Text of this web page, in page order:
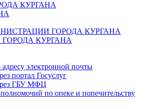
КУРГАНА
ГОРОДА КУРГАНА
КУРГАНА
электронной почты
портал Госуслуг
ГБУ МФЦ
по опеке и попечительству